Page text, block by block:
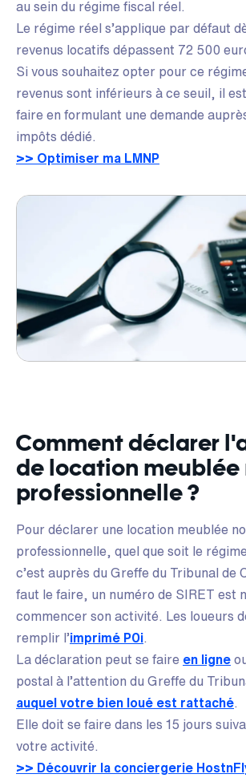
au sein du régime fiscal réel.
Le régime réel s’applique par défaut
revenus locatifs dépassent 72 500
Si vous souhaitez opter pour ce
revenus sont inférieurs à ce seuil, il
faire en formulant une demande
impôts dédié.
>> Optimiser ma LMNP
Comment déclarer
de location meublée
professionnelle ?
Pour déclarer une location meublée
professionnelle, quel que soit le
c’est auprès du Greffe du Tribunal de
faut le faire, un numéro de SIRET est
commencer son activité. Les loueurs
remplir l’imprimé P0i
La déclaration peut se faire en ligne
postal à l’attention du Greffe du
auquel votre bien loué est rattaché
Elle doit se faire dans les 15 jours
votre activité.
>> Découvrir la conciergerie